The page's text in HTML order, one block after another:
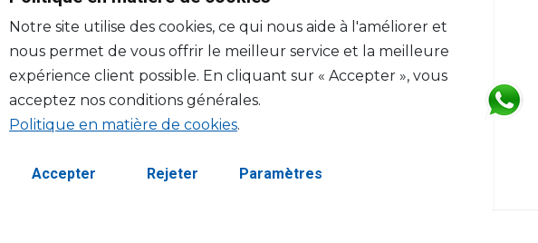
$85 $93
Notre site utilise des cookies, ce qui nous aide à l'améliorer et
nous permet de vous offrir le meilleur service et la meilleure
expérience client possible. En cliquant sur « Accepter », vous
acceptez nos conditions générales.
Politique en matière de cookies.
Accepter Rejeter Paramètres